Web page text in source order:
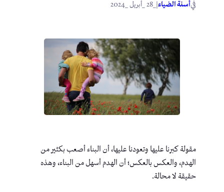
فيأسنة الضياء
مقولة كبرنا عليها وتعودنا عليها، أن البناء أصعب بكثير من
الهدم، والعكس بالعكس؛ أن الهدم أسهل من البناء، وهذه
حقيقة لا محالة.